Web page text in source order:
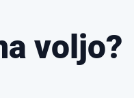
voljo?